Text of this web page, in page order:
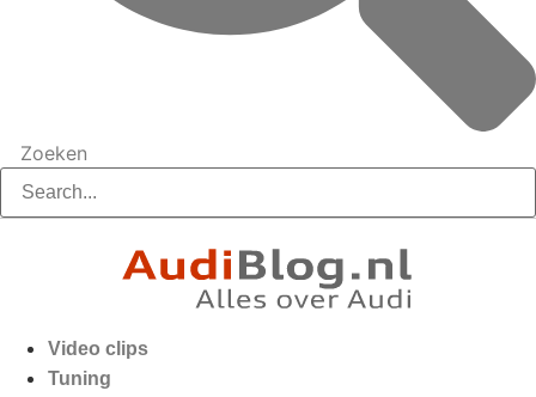
Zoeken
Video clips
Tuning